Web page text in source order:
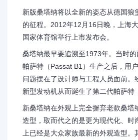
新版桑塔纳将以全新的姿态从德国狼
的征程。2012年12月16日晚，上海
国家体育馆举行上市发布会。
桑塔纳最早要追溯至1973年。当时
帕萨特（Passat B1）生产之后，用
问题摆在了设计师与工程人员面前。
新型发动机从而诞生了第二代帕萨特
新桑塔纳在外观上完全摒弃老款桑塔
造型，取而代之的是更为现代化、时
上已经是大众家族最新的外观造型